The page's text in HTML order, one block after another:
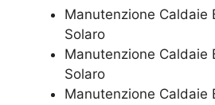
Manutenzione Caldaie
Solaro
Manutenzione Caldaie
Solaro
Manutenzione Caldaie